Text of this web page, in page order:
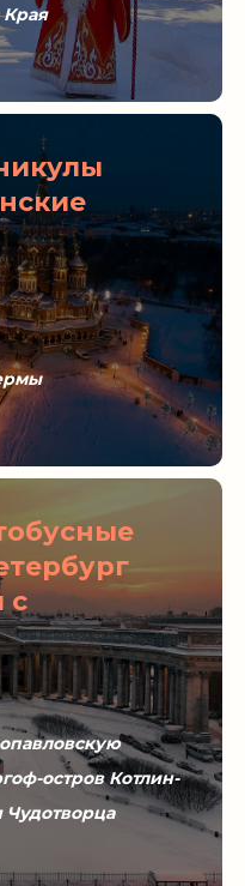
с
остров Котлин-
Чудотворца